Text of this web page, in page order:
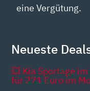
eine Vergütung.
Neueste
💥 Kia Sportage
für 271 Euro im